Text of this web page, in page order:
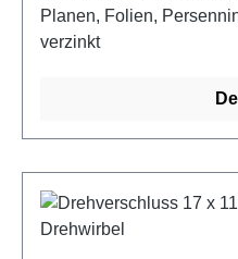
Planen, Folien,
verzinkt